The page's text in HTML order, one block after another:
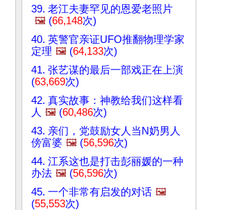
39. 老江夫妻罕见的恩爱老照片
🖼️ (66,148次)
40. 英警官亲证UFO推翻物理学家
定理 🖼️ (64,133次)
41. 张艺谋的最后一部戏正在上演
(63,669次)
42. 真实故事：神教给我们这样看
人 🖼️ (60,486次)
43. 亲们，党鼓励女人当N奶男人
傍富婆 🖼️ (56,596次)
44. 江系这也是打击彭丽媛的一种
办法 🖼️ (56,596次)
45. 一个非常有启发的对话 🖼️
(55,553次)